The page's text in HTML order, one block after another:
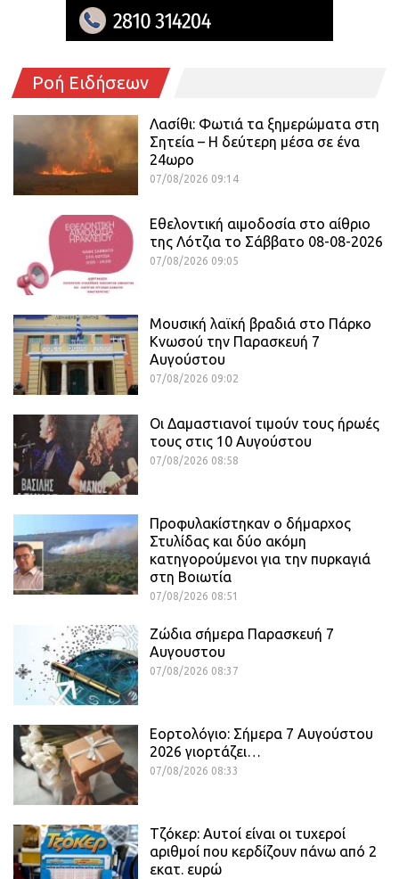
Ροή Ειδήσεων
Λασίθι: Φωτιά τα ξημερώματα στη
Σητεία – Η δεύτερη μέσα σε ένα
24ωρο
07/08/2026 09:14
Εθελοντική αιμοδοσία στο αίθριο
της Λότζια το Σάββατο 08-08-2026
07/08/2026 09:05
Μουσική λαϊκή βραδιά στο Πάρκο
Κνωσού την Παρασκευή 7
Αυγούστου
07/08/2026 09:02
Οι Δαμαστιανοί τιμούν τους ήρωές
τους στις 10 Αυγούστου
07/08/2026 08:58
Προφυλακίστηκαν ο δήμαρχος
Στυλίδας και δύο ακόμη
κατηγορούμενοι για την πυρκαγιά
στη Βοιωτία
07/08/2026 08:51
Ζώδια σήμερα Παρασκευή 7
Αυγουστου
07/08/2026 08:37
Εορτολόγιο: Σήμερα 7 Αυγούστου
2026 γιορτάζει…
07/08/2026 08:33
Τζόκερ: Αυτοί είναι οι τυχεροί
αριθμοί που κερδίζουν πάνω από 2
εκατ. ευρώ